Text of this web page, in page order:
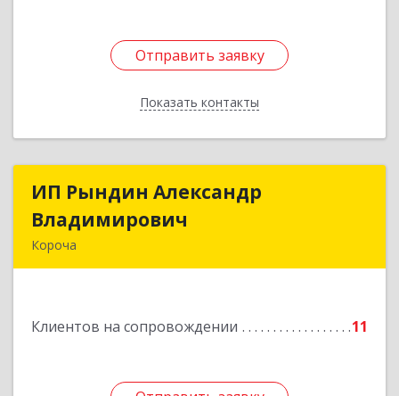
Отправить заявку
Показать контакты
Отправить заявку
Назад
ИП Рындин Александр
Владимирович
Короча
Клиентов на сопровождении 11
ИП Рындин Александр
Подробнее